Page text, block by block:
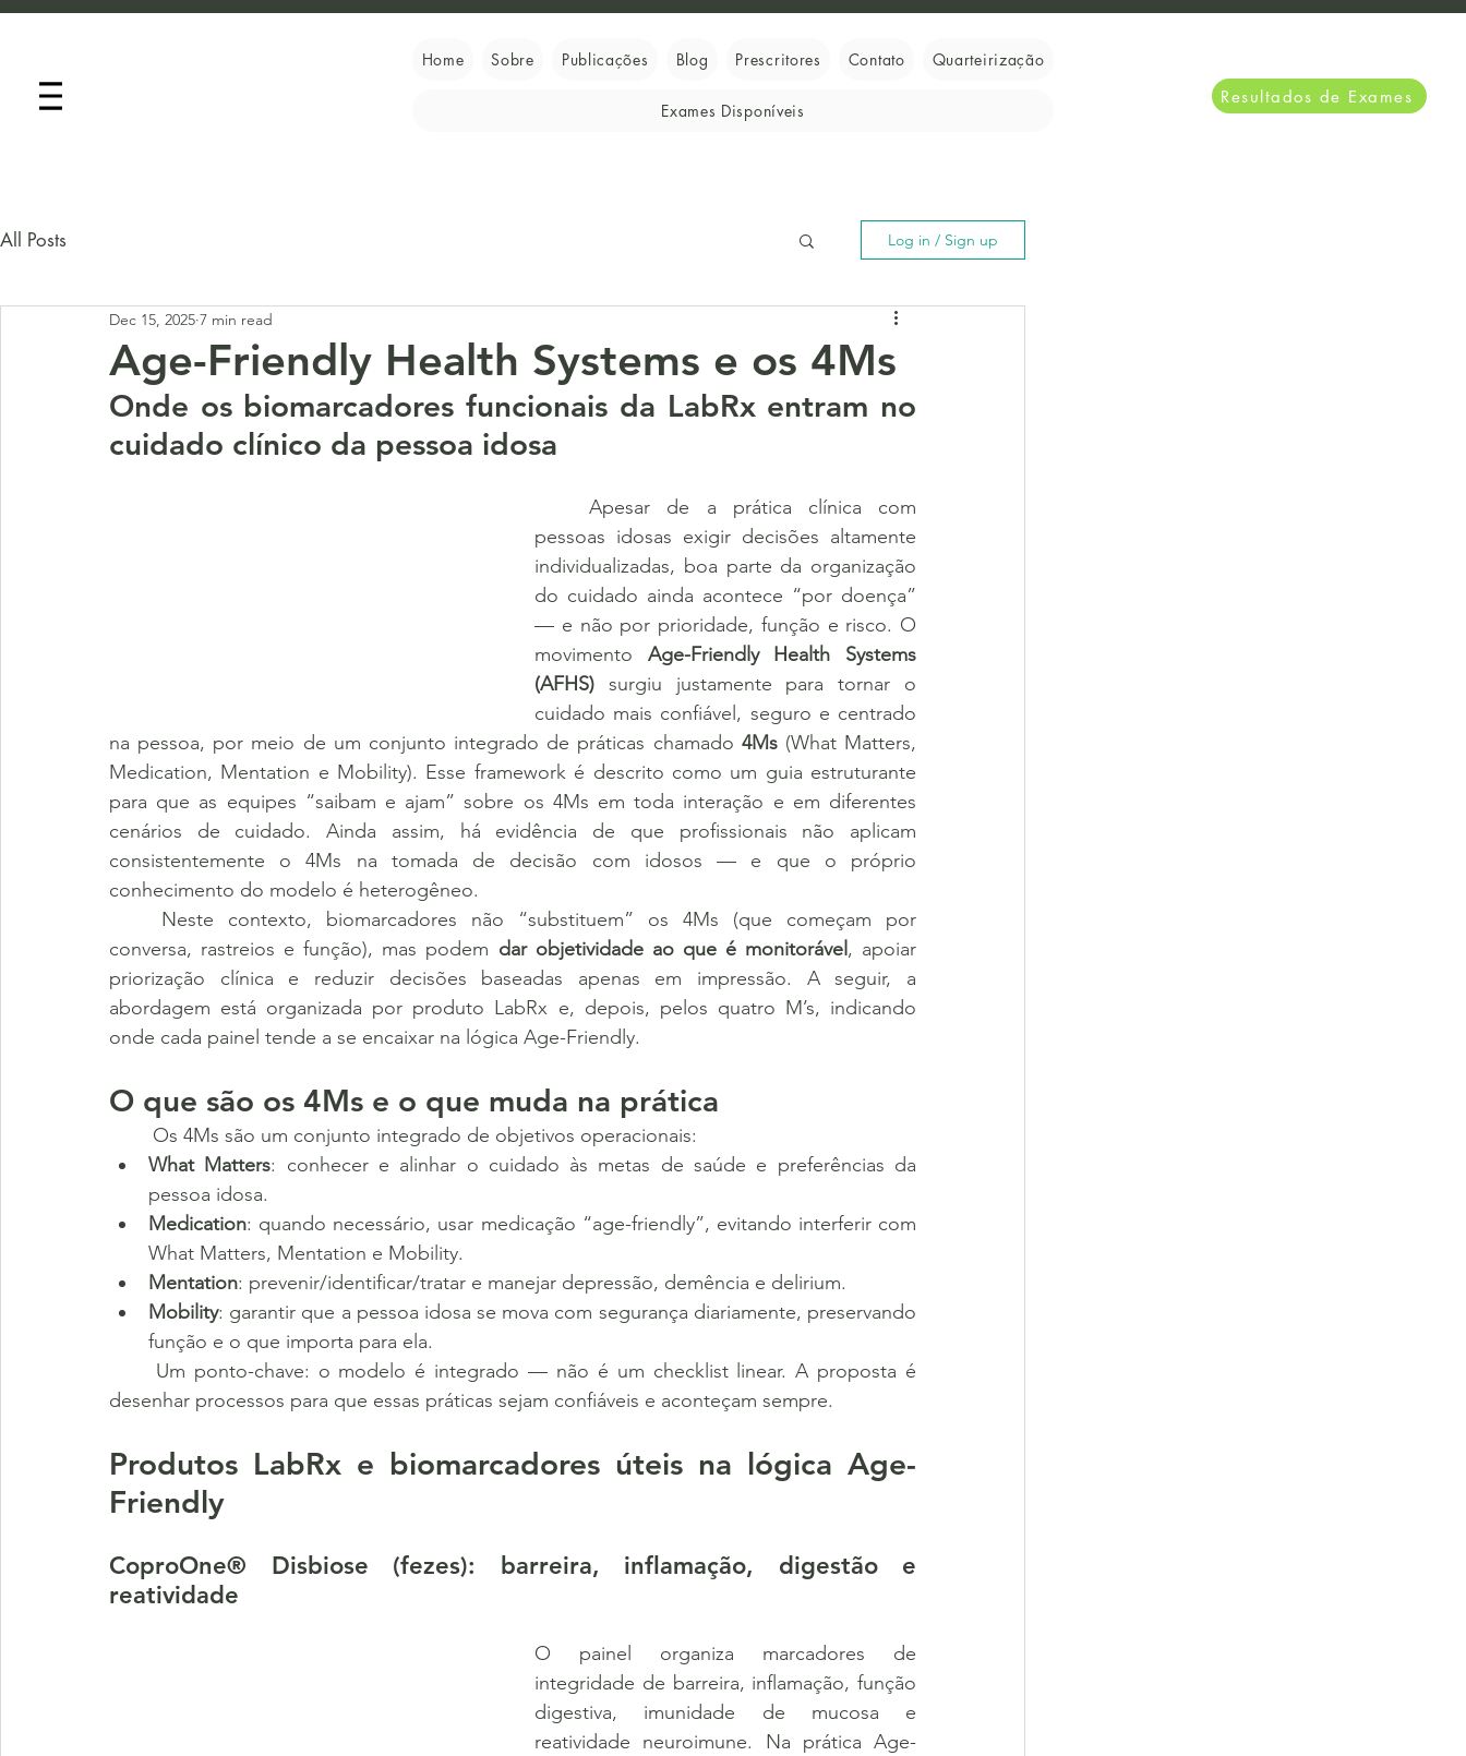
Home Sobre Publicações Blog Prescritores Contato Quarteirização
Exames Disponíveis
Resultados de Exames
All Posts Log in / Sign up
Age-Friendly Health Systems e os 4Ms
Dec 15, 2025 7 min read
Onde os biomarcadores funcionais da LabRx entram no
cuidado clínico da pessoa idosa
	Apesar de a prática clínica com
pessoas idosas exigir decisões altamente
individualizadas, boa parte da organização
do cuidado ainda acontece “por doença”
— e não por prioridade, função e risco. O
movimento Age-Friendly Health Systems
(AFHS) surgiu justamente para tornar o
cuidado mais confiável, seguro e centrado
na pessoa, por meio de um conjunto integrado de práticas chamado 4Ms (What Matters,
Medication, Mentation e Mobility). Esse framework é descrito como um guia estruturante
para que as equipes “saibam e ajam” sobre os 4Ms em toda interação e em diferentes
cenários de cuidado. Ainda assim, há evidência de que profissionais não aplicam
consistentemente o 4Ms na tomada de decisão com idosos — e que o próprio
conhecimento do modelo é heterogêneo.
conversa, rastreios e função), mas podem dar objetividade ao que é monitorável , apoiar
priorização clínica e reduzir decisões baseadas apenas em impressão. A seguir, a
abordagem está organizada por produto LabRx e, depois, pelos quatro M’s, indicando
onde cada painel tende a se encaixar na lógica Age-Friendly.
O que são os 4Ms e o que muda na prática
	Os 4Ms são um conjunto integrado de objetivos operacionais:
What Matters: conhecer e alinhar o cuidado às metas de saúde e preferências da
pessoa idosa.
Medication: quando necessário, usar medicação “age-friendly”, evitando interferir com
What Matters, Mentation e Mobility.
Mentation: prevenir/identificar/tratar e manejar depressão, demência e delirium.
Mobility: garantir que a pessoa idosa se mova com segurança diariamente, preservando
função e o que importa para ela.
desenhar processos para que essas práticas sejam confiáveis e aconteçam sempre.
Produtos LabRx e biomarcadores úteis na lógica Age-
Friendly
CoproOne® Disbiose (fezes): barreira, inflamação, digestão e
reatividade
O painel organiza marcadores de
integridade de barreira, inflamação, função
digestiva, imunidade de mucosa e
reatividade neuroimune. Na prática Age-